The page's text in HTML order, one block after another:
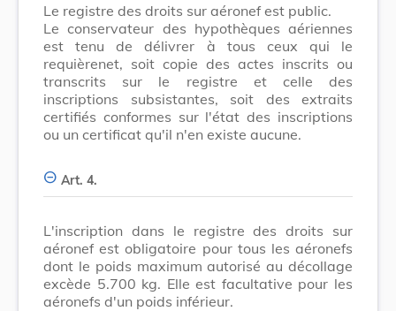
Le registre des droits sur aéronef est public.
Le conservateur des hypothèques aériennes
est tenu de délivrer à tous ceux qui le
requièrenet, soit copie des actes inscrits ou
transcrits sur le registre et celle des
inscriptions subsistantes, soit des extraits
certifiés conformes sur l'état des inscriptions
ou un certificat qu'il n'en existe aucune.
Art. 4.
L'inscription dans le registre des droits sur
aéronef est obligatoire pour tous les aéronefs
dont le poids maximum autorisé au décollage
excède 5.700 kg. Elle est facultative pour les
aéronefs d'un poids inférieur.